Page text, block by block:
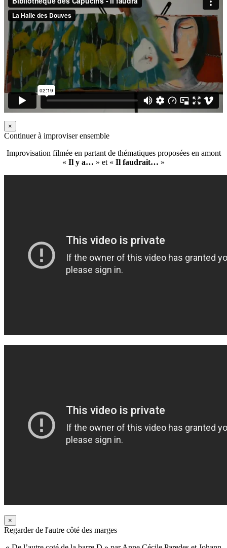
×
Continuer à improviser ensemble
Improvisation filmée en partant de thématiques proposées en amont
« Il y a… » et « Il faudrait… »
×
Regarder de l'autre côté des marges